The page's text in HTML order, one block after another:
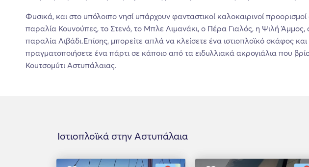
Φυσικά, και στο υπόλοιπο νησί υπάρχουν φανταστικοί καλοκαιρινοί
παραλία Κουνούπες, το Στενό, το Μπλε Λιμανάκι, ο Πέρα Γιαλός, η Ψιλή Άμμος,
παραλία Λιβάδι.Επίσης, μπορείτε απλά να κλείσετε ένα ιστιοπλοϊκό σκάφος
πραγματοποιήσετε ένα πάρτι σε κάποιο από τα ειδυλλιακά ακρογιάλια που
Κουτσομύτι Αστυπάλαιας.
Ιστιοπλοϊκά στην Αστυπάλαια